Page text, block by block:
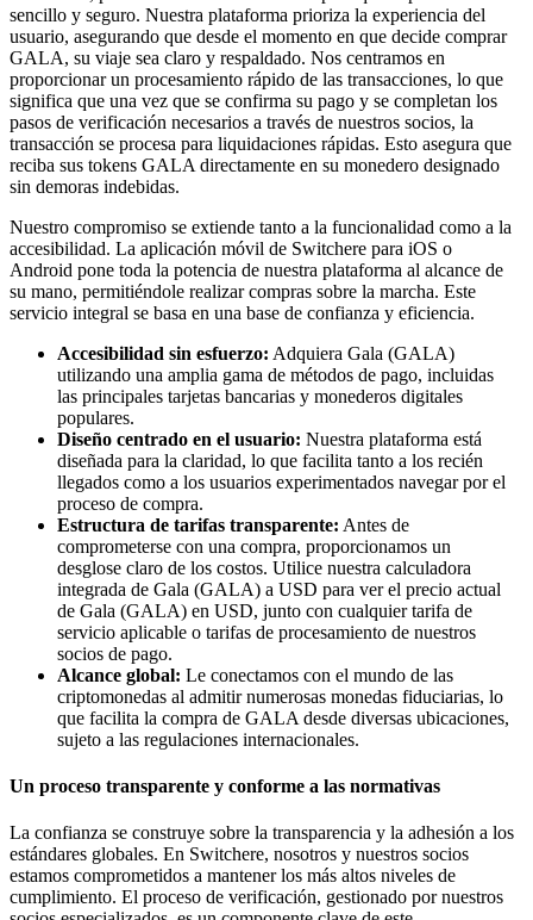
sencillo y seguro. Nuestra plataforma prioriza la experiencia del
usuario, asegurando que desde el momento en que decide comprar
GALA, su viaje sea claro y respaldado. Nos centramos en
proporcionar un procesamiento rápido de las transacciones, lo que
significa que una vez que se confirma su pago y se completan los
pasos de verificación necesarios a través de nuestros socios, la
transacción se procesa para liquidaciones rápidas. Esto asegura que
reciba sus tokens GALA directamente en su monedero designado
sin demoras indebidas.
Nuestro compromiso se extiende tanto a la funcionalidad como a la
accesibilidad. La aplicación móvil de Switchere para iOS o
Android pone toda la potencia de nuestra plataforma al alcance de
su mano, permitiéndole realizar compras sobre la marcha. Este
servicio integral se basa en una base de confianza y eficiencia.
Accesibilidad sin esfuerzo: Adquiera Gala (GALA)
utilizando una amplia gama de métodos de pago, incluidas
las principales tarjetas bancarias y monederos digitales
populares.
Diseño centrado en el usuario: Nuestra plataforma está
diseñada para la claridad, lo que facilita tanto a los recién
llegados como a los usuarios experimentados navegar por el
proceso de compra.
Estructura de tarifas transparente: Antes de
comprometerse con una compra, proporcionamos un
desglose claro de los costos. Utilice nuestra calculadora
integrada de Gala (GALA) a USD para ver el precio actual
de Gala (GALA) en USD, junto con cualquier tarifa de
servicio aplicable o tarifas de procesamiento de nuestros
socios de pago.
Alcance global: Le conectamos con el mundo de las
criptomonedas al admitir numerosas monedas fiduciarias, lo
que facilita la compra de GALA desde diversas ubicaciones,
sujeto a las regulaciones internacionales.
Un proceso transparente y conforme a las normativas
La confianza se construye sobre la transparencia y la adhesión a los
estándares globales. En Switchere, nosotros y nuestros socios
estamos comprometidos a mantener los más altos niveles de
cumplimiento. El proceso de verificación, gestionado por nuestros